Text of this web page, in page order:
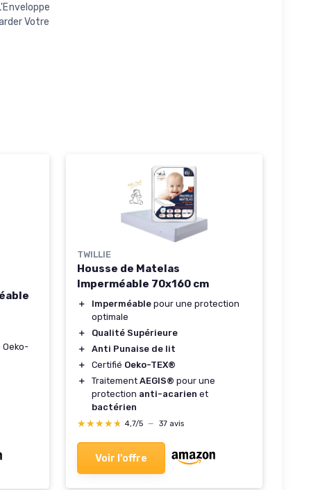
Votre
TWILLIE
Housse de Matelas
Imperméable 70x160 cm
＋ Imperméable pour une protection
optimale
＋
Qualité Supérieure
＋
Anti Punaise de lit
＋
Certifié Oeko-TEX®
＋
Traitement AEGIS® pour une
protection anti-acarien et
bactérien
★★★★★
★★★★★ 4,7/5 — 37 avis
Voir l'offre